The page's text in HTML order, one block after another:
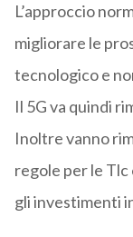
L’approccio
migliorare le
tecnologico e
Il 5G va quindi
Inoltre vanno
regole per le Tlc
gli investimenti